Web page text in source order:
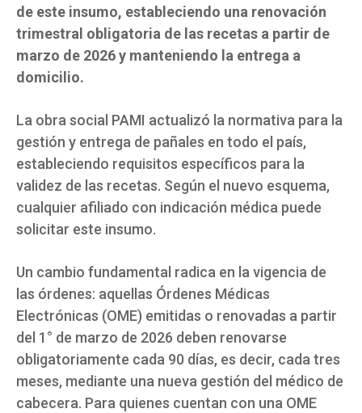
de este insumo, estableciendo una renovación
trimestral obligatoria de las recetas a partir de
marzo de 2026 y manteniendo la entrega a
domicilio.
La obra social PAMI actualizó la normativa para la
gestión y entrega de pañales en todo el país,
estableciendo requisitos específicos para la
validez de las recetas. Según el nuevo esquema,
cualquier afiliado con indicación médica puede
solicitar este insumo.
Un cambio fundamental radica en la vigencia de
las órdenes: aquellas Órdenes Médicas
Electrónicas (OME) emitidas o renovadas a partir
del 1° de marzo de 2026 deben renovarse
obligatoriamente cada 90 días, es decir, cada tres
meses, mediante una nueva gestión del médico de
cabecera. Para quienes cuentan con una OME